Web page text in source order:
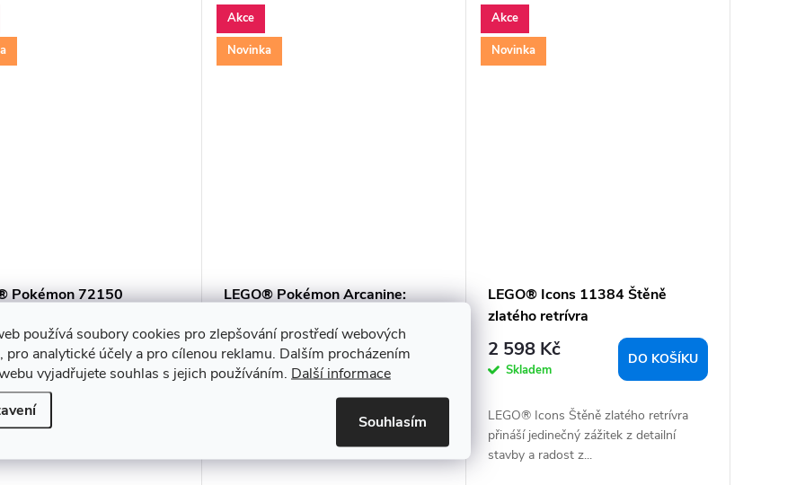
používá soubory cookies pro zlepšování prostředí webových
pro analytické účely a pro cílenou reklamu. Dalším procházením
vyjadřujete souhlas s jejich používáním. Další informace
Souhlasím
Pokémon 72150
Kč DO KOŠÍKU
se do světa Pokémonů s
LEGO® Pokémon
Tato sběratelská...
Akce
Novinka
LEGO® Pokémon Arcanine:
2 290 Kč
Skladem
DO KOŠÍKU
Ponořte se do světa Pokémonů s
72160 Arcanine. Sestavte si...
Akce
Novinka
LEGO® Icons 11384 Štěně
zlatého retrívra
2 598 Kč
Skladem
DO KOŠÍKU
LEGO® Icons Štěně zlatého retrívra
přináší jedinečný zážitek z detailní
stavby a radost z...